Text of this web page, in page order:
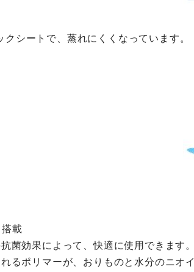
シートで、蒸れにくくなっています。
載
菌効果によって、快適に使用できます。
るポリマーが、おりものと水分のニオイ